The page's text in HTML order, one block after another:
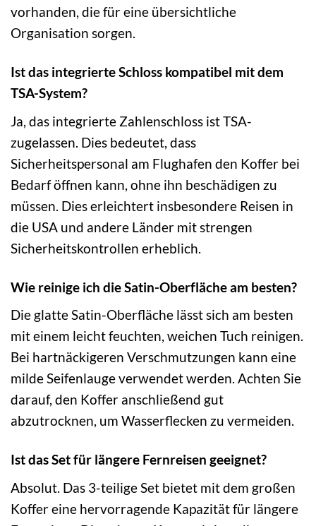
vorhanden, die für eine übersichtliche
Organisation sorgen.
Ist das integrierte Schloss kompatibel mit dem
TSA-System?
Ja, das integrierte Zahlenschloss ist TSA-
zugelassen. Dies bedeutet, dass
Sicherheitspersonal am Flughafen den Koffer bei
Bedarf öffnen kann, ohne ihn beschädigen zu
müssen. Dies erleichtert insbesondere Reisen in
die USA und andere Länder mit strengen
Sicherheitskontrollen erheblich.
Wie reinige ich die Satin-Oberfläche am besten?
Die glatte Satin-Oberfläche lässt sich am besten
mit einem leicht feuchten, weichen Tuch reinigen.
Bei hartnäckigeren Verschmutzungen kann eine
milde Seifenlauge verwendet werden. Achten Sie
darauf, den Koffer anschließend gut
abzutrocknen, um Wasserflecken zu vermeiden.
Ist das Set für längere Fernreisen geeignet?
Absolut. Das 3-teilige Set bietet mit dem großen
Koffer eine hervorragende Kapazität für längere